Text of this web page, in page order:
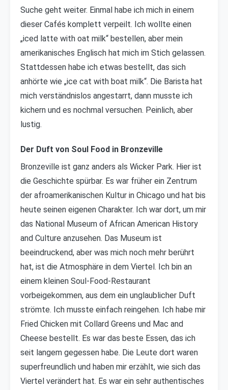
Suche geht weiter. Einmal habe ich mich in einem
dieser Cafés komplett verpeilt. Ich wollte einen
„iced latte with oat milk“ bestellen, aber mein
amerikanisches Englisch hat mich im Stich gelassen.
Stattdessen habe ich etwas bestellt, das sich
anhörte wie „ice cat with boat milk“. Die Barista hat
mich verständnislos angestarrt, dann musste ich
kichern und es nochmal versuchen. Peinlich, aber
lustig.
Der Duft von Soul Food in Bronzeville
Bronzeville ist ganz anders als Wicker Park. Hier ist
die Geschichte spürbar. Es war früher ein Zentrum
der afroamerikanischen Kultur in Chicago und hat bis
heute seinen eigenen Charakter. Ich war dort, um mir
das National Museum of African American History
and Culture anzusehen. Das Museum ist
beeindruckend, aber was mich noch mehr berührt
hat, ist die Atmosphäre in dem Viertel. Ich bin an
einem kleinen Soul-Food-Restaurant
vorbeigekommen, aus dem ein unglaublicher Duft
strömte. Ich musste einfach reingehen. Ich habe mir
Fried Chicken mit Collard Greens und Mac and
Cheese bestellt. Es war das beste Essen, das ich
seit langem gegessen habe. Die Leute dort waren
superfreundlich und haben mir erzählt, wie sich das
Viertel verändert hat. Es war ein sehr authentisches